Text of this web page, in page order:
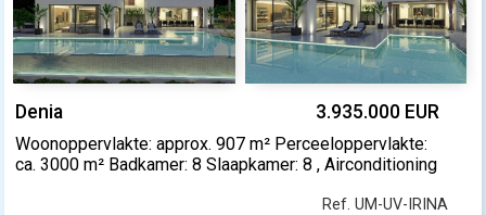
Denia 3.935.000 EUR
Woonoppervlakte: approx. 907 m² Perceeloppervlakte:
ca. 3000 m² Badkamer: 8 Slaapkamer: 8 , Airconditioning
Ref. UM-UV-IRINA